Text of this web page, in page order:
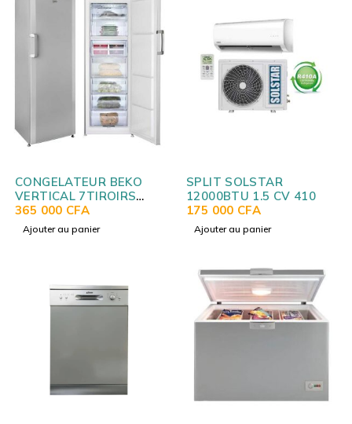
CONGELATEUR BEKO
VERTICAL 7TIROIRS
NOFROST SILVER
RFNZ320L23S
365 000 CFA
Ajouter au panier
SPLIT SOLSTAR
12000BTU 1.5 CV 410
175 000 CFA
Ajouter au panier